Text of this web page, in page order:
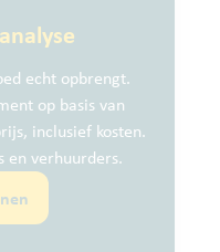
echt opbrengt.
op basis van
inclusief kosten.
en verhuurders.